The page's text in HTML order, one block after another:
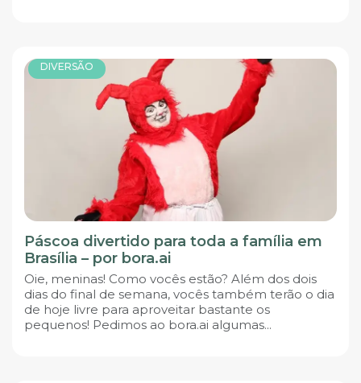
DIVERSÃO
Páscoa divertido para toda a família em
Brasília – por bora.ai
Oie, meninas! Como vocês estão? Além dos dois
dias do final de semana, vocês também terão o dia
de hoje livre para aproveitar bastante os
pequenos! Pedimos ao bora.ai algumas...